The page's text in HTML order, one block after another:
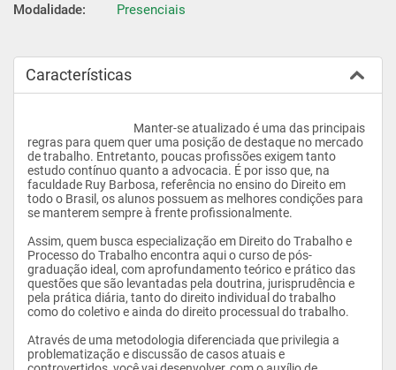
Modalidade:
Presenciais
Características
regras para quem quer uma posição de destaque no mercado
de trabalho. Entretanto, poucas profissões exigem tanto
estudo contínuo quanto a advocacia. É por isso que, na
faculdade Ruy Barbosa, referência no ensino do Direito em
todo o Brasil, os alunos possuem as melhores condições para
se manterem sempre à frente profissionalmente.
Assim, quem busca especialização em Direito do Trabalho e
Processo do Trabalho encontra aqui o curso de pós-
graduação ideal, com aprofundamento teórico e prático das
questões que são levantadas pela doutrina, jurisprudência e
pela prática diária, tanto do direito individual do trabalho
como do coletivo e ainda do direito processual do trabalho.
Através de uma metodologia diferenciada que privilegia a
problematização e discussão de casos atuais e